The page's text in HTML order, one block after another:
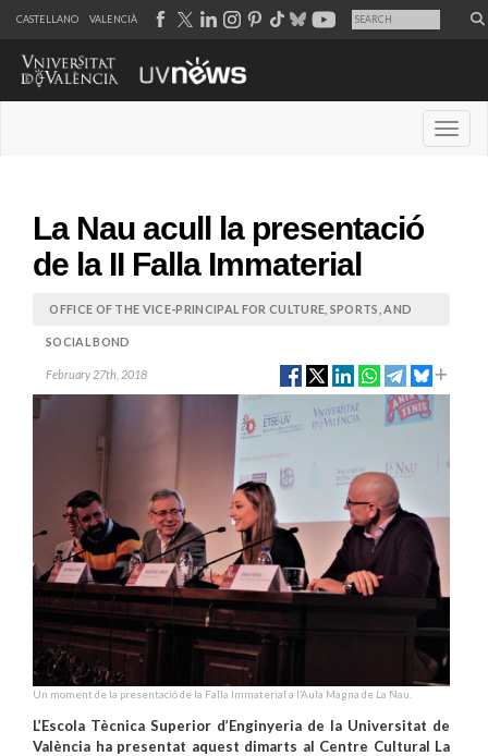
CASTELLANO VALENCIÀ
La Nau acull la presentació
de la II Falla Immaterial
OFFICE OF THE VICE-PRINCIPAL FOR CULTURE, SPORTS, AND
SOCIAL BOND
February 27th, 2018
Un moment de la presentació de la Falla Immaterial a l’Aula Magna de La Nau.
L’Escola Tècnica Superior d’Enginyeria de la Universitat de
València ha presentat aquest dimarts al Centre Cultural La